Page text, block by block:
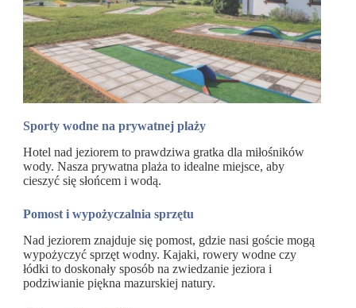
Sporty wodne na prywatnej plaży
Hotel nad jeziorem to prawdziwa gratka dla miłośników
wody. Nasza prywatna plaża to idealne miejsce, aby
cieszyć się słońcem i wodą.
Pomost i wypożyczalnia sprzętu
Nad jeziorem znajduje się pomost, gdzie nasi goście mogą
wypożyczyć sprzęt wodny. Kajaki, rowery wodne czy
łódki to doskonały sposób na zwiedzanie jeziora i
podziwianie piękna mazurskiej natury.